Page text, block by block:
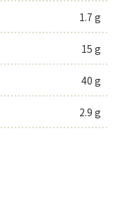
1.7 g
15 g
40 g
2.9 g